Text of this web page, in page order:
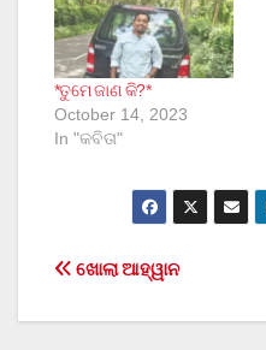
*ତୁମେ ଜାଣ କି?*
October 14, 2023
In "କବିତା"
Post
navigation
ଖୋଲା ଆହ୍ୱାନ